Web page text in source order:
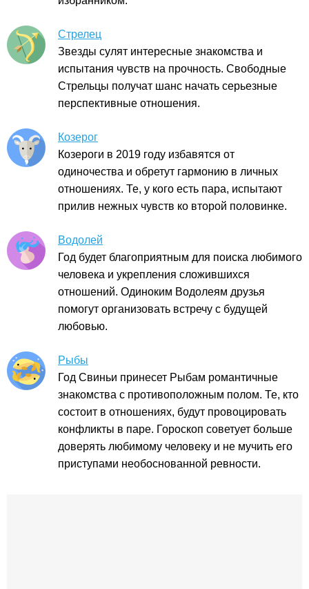
Стрелец
Звезды сулят интересные знакомства и
испытания чувств на прочность. Свободные
Стрельцы получат шанс начать серьезные
перспективные отношения.
Козерог
Козероги в 2019 году избавятся от
одиночества и обретут гармонию в личных
отношениях. Те, у кого есть пара, испытают
прилив нежных чувств ко второй половинке.
Водолей
Год будет благоприятным для поиска любимого
человека и укрепления сложившихся
отношений. Одиноким Водолеям друзья
помогут организовать встречу с будущей
любовью.
Рыбы
Год Свиньи принесет Рыбам романтичные
знакомства с противоположным полом. Те, кто
состоит в отношениях, будут провоцировать
конфликты в паре. Гороскоп советует больше
доверять любимому человеку и не мучить его
приступами необоснованной ревности.